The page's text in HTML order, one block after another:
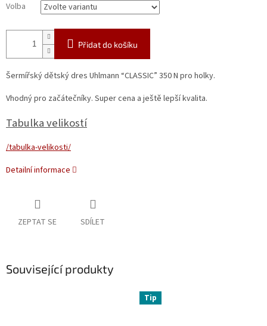
Volba
Přidat do košíku
Šermířský dětský dres Uhlmann “CLASSIC” 350 N pro holky.
Vhodný pro začátečníky. Super cena a ještě lepší kvalita.
Tabulka velikostí
/tabulka-velikosti/
Detailní informace
ZEPTAT SE SDÍLET
Související produkty
Tip